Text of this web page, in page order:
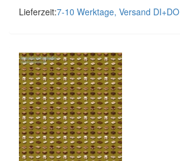
Lieferzeit:7-10 Werktage, Versand DI+DO